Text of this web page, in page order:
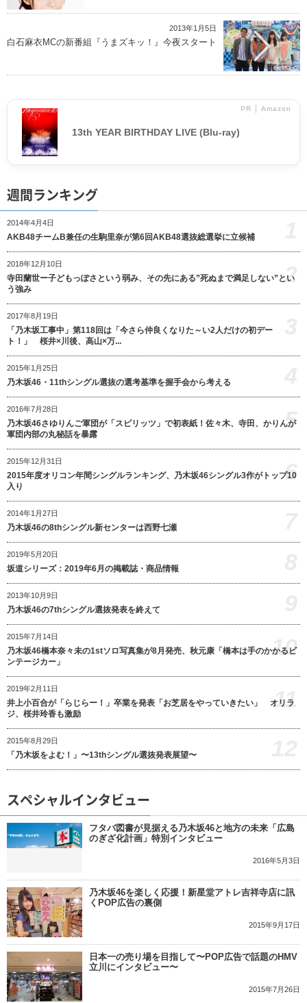
2013年1月5日
白石麻衣MCの新番組『うまズキッ！』今夜スタート
PR │ Amazon
13th YEAR BIRTHDAY LIVE (Blu-ray)
週間ランキング
2014年4月4日
AKB48チームB兼任の生駒里奈が第6回AKB48選抜総選挙に立候補
2018年12月10日
寺田蘭世ー子どもっぽさという弱み、その先にある”死ぬまで満足しない”とい
う強み
2
2017年8月19日
「乃木坂工事中」第118回は「今さら仲良くなりた～い2人だけの初デー
ト！」 桜井×川後、高山×万...
2015年1月25日
乃木坂46・11thシングル選抜の選考基準を握手会から考える
2016年7月28日
乃木坂46さゆりんご軍団が「スピリッツ」で初表紙！佐々木、寺田、かりんが
軍団内部の丸秘話を暴露
5
2015年12月31日
2015年度オリコン年間シングルランキング、乃木坂46シングル3作がトップ10
入り
6
2014年1月27日
乃木坂46の8thシングル新センターは西野七瀬
2019年5月20日
坂道シリーズ：2019年6月の掲載誌・商品情報
2013年10月9日
乃木坂46の7thシングル選抜発表を終えて
2015年7月14日
乃木坂46橋本奈々未の1stソロ写真集が8月発売、秋元康「橋本は手のかかるビ
ンテージカー」
10
2019年2月11日
井上小百合が「らじらー！」卒業を発表「お芝居をやっていきたい」 オリラ
ジ、桜井玲香も激励
11
2015年8月29日
「乃木坂をよむ！」〜13thシングル選抜発表展望〜
スペシャルインタビュー
フタバ図書が見据える乃木坂46と地方の未来「広島
のぎざ化計画」特別インタビュー
2016年5月3日
乃木坂46を楽しく応援！新星堂アトレ吉祥寺店に訊
くPOP広告の裏側
2015年9月17日
日本一の売り場を目指して〜POP広告で話題のHMV
立川にインタビュー〜
2015年7月26日